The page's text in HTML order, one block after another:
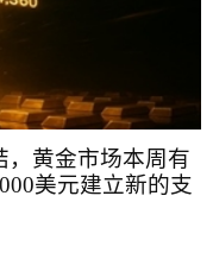
，黄金市场本周有
美元建立新的支